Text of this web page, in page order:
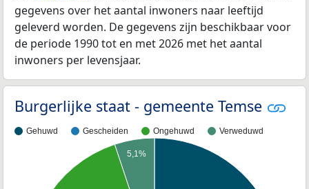
gegevens over het aantal inwoners naar leeftijd
geleverd worden. De gegevens zijn beschikbaar voor
de periode 1990 tot en met 2026 met het aantal
inwoners per levensjaar.
Burgerlijke staat - gemeente Temse
Gehuwd Gescheiden Ongehuwd Verweduwd
5,1%